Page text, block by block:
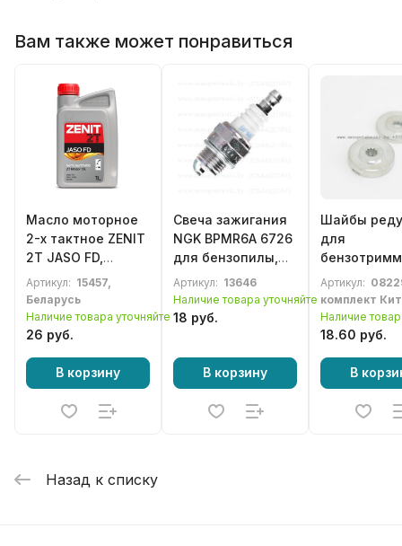
Вам также может понравиться
Масло моторное
2-х тактное ZENIT
2T JASO FD,
полусинтетика 1л
Артикул: 15457,
Беларусь
Наличие товара уточняйте
26 руб.
В корзину
Свеча зажигания
NGK BPMR6A 6726
для бензопилы,
бензотриммера,
мотокосы
Артикул: 13646
Наличие товара уточняйте
18 руб.
В корзину
Шайбы
для
Oleo-Mac
25, Efco
Артикул:
комплект
Наличие
18.60 руб.
В
Назад к списку